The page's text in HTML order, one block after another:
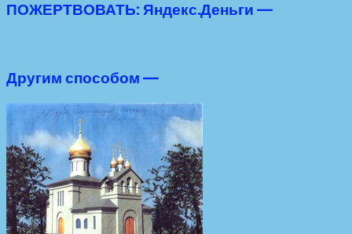
ПОЖЕРТВОВАТЬ: Яндекс.Деньги —
Другим способом —